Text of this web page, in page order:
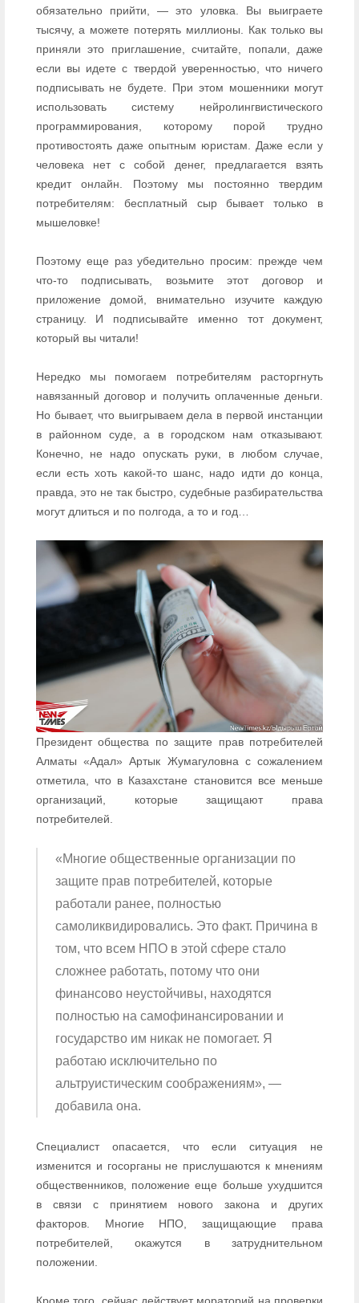
обязательно прийти, — это уловка. Вы выиграете
тысячу, а можете потерять миллионы. Как только вы
приняли это приглашение, считайте, попали, даже
если вы идете с твердой уверенностью, что ничего
подписывать не будете. При этом мошенники могут
использовать систему нейролингвистического
программирования, которому порой трудно
противостоять даже опытным юристам. Даже если у
человека нет с собой денег, предлагается взять
кредит онлайн. Поэтому мы постоянно твердим
потребителям: бесплатный сыр бывает только в
мышеловке!
Поэтому еще раз убедительно просим: прежде чем
что-то подписывать, возьмите этот договор и
приложение домой, внимательно изучите каждую
страницу. И подписывайте именно тот документ,
который вы читали!
Нередко мы помогаем потребителям расторгнуть
навязанный договор и получить оплаченные деньги.
Но бывает, что выигрываем дела в первой инстанции
в районном суде, а в городском нам отказывают.
Конечно, не надо опускать руки, в любом случае,
если есть хоть какой-то шанс, надо идти до конца,
правда, это не так быстро, судебные разбирательства
могут длиться и по полгода, а то и год…
Президент общества по защите прав потребителей
Алматы «Адал» Артык Жумагуловна с сожалением
отметила, что в Казахстане становится все меньше
организаций, которые защищают права
потребителей.
«Многие общественные организации по
защите прав потребителей, которые
работали ранее, полностью
самоликвидировались. Это факт. Причина в
том, что всем НПО в этой сфере стало
сложнее работать, потому что они
финансово неустойчивы, находятся
полностью на самофинансировании и
государство им никак не помогает. Я
работаю исключительно по
альтруистическим соображениям», —
добавила она.
Специалист опасается, что если ситуация не
изменится и госорганы не прислушаются к мнениям
общественников, положение еще больше ухудшится
в связи с принятием нового закона и других
факторов. Многие НПО, защищающие права
потребителей, окажутся в затруднительном
положении.